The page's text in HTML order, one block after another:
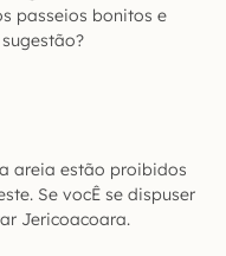
passeios bonitos e
areia estão proibidos
Se vocÊ se dispuser
Jericoacoara.